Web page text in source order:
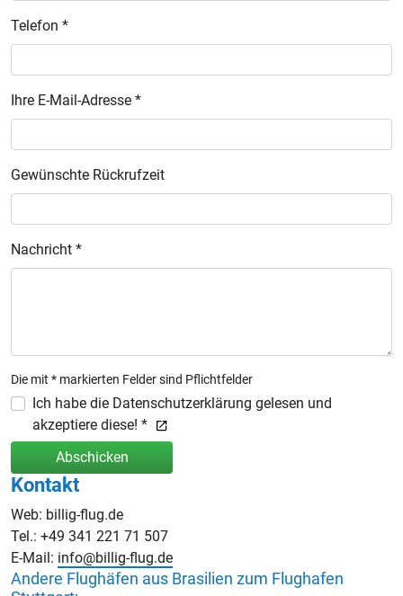
Telefon *
Ihre E-Mail-Adresse *
Gewünschte Rückrufzeit
Nachricht *
Die mit * markierten Felder sind Pflichtfelder
Ich habe die Datenschutzerklärung gelesen und
akzeptiere diese! *
Abschicken
Kontakt
Web: billig-flug.de
Tel.: +49 341 221 71 507
E-Mail: info@billig-flug.de
Andere Flughäfen aus Brasilien zum Flughafen